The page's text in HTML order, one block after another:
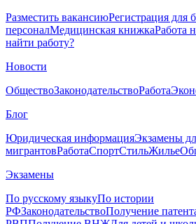
Разместить вакансиюРегистрация для
персоналМедицинская книжкаРабота
найти работу?
Новости
ОбществоЗаконодательствоРабота
Блог
Юридическая информацияЭкзамены
мигрантовРаботаСпортСтильЖилье
Экзамены
По русскому языкуПо истории
РФЗаконодательствоПолучение